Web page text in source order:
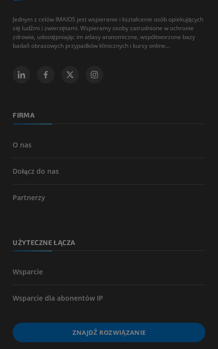
Jednym z celów IMAIOS jest wspieranie i kształcenie osób opiekujących
się ludźmi i zwierzętami. Wspieramy osoby zatrudnione w ochronie
zdrowia, udostępniając im atlasy anatomiczne, współtworzone bazy
badań obrazowych przypadków klinicznych i kursy online...
FIRMA
O nas
Dołącz do nas
Partnerzy
UŻYTECZNE ŁĄCZA
Wsparcie
Wsparcie dla abonentów IP
ZNAJDŹ ROZWIĄZANIE